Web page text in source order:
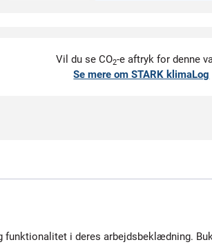
Vil du se CO2-e aftryk for denne
Se mere om STARK klimaLog
i deres arbejdsbeklædning.